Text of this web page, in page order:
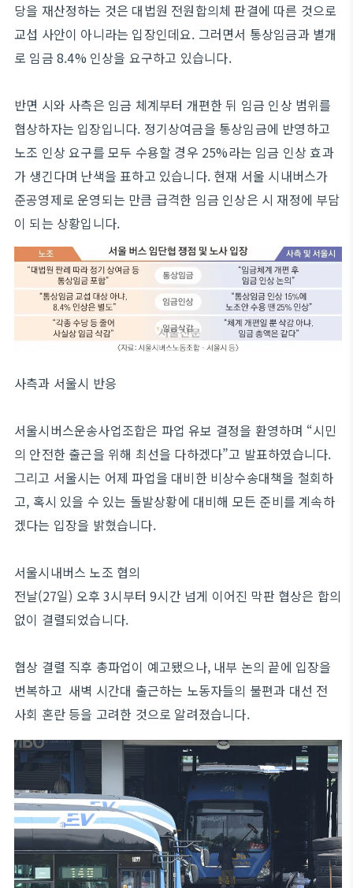
당을 재산정하는 것은 대법원 전원합의체 판결에 따른 것으로
교섭 사안이 아니라는 입장인데요. 그러면서 통상임금과 별개
로 임금 8.4% 인상을 요구하고 있습니다.
반면 시와 사측은 임금 체계부터 개편한 뒤 임금 인상 범위를
협상하자는 입장입니다. 정기상여금을 통상임금에 반영하고
노조 인상 요구를 모두 수용할 경우 25%라는 임금 인상 효과
가 생긴다며 난색을 표하고 있습니다. 현재 서울 시내버스가
준공영제로 운영되는 만큼 급격한 임금 인상은 시 재정에 부담
이 되는 상황입니다.
사측과 서울시 반응
서울시버스운송사업조합은 파업 유보 결정을 환영하며 “시민
의 안전한 출근을 위해 최선을 다하겠다”고 발표하였습니다.
그리고 서울시는 어제 파업을 대비한 비상수송대책을 철회하
고, 혹시 있을 수 있는 돌발상황에 대비해 모든 준비를 계속하
겠다는 입장을 밝혔습니다.
서울시내버스 노조 협의
전날(27일) 오후 3시부터 9시간 넘게 이어진 막판 협상은 합의
없이 결렬되었습니다.
협상 결렬 직후 총파업이 예고됐으나, 내부 논의 끝에 입장을
번복하고 새벽 시간대 출근하는 노동자들의 불편과 대선 전
사회 혼란 등을 고려한 것으로 알려졌습니다.